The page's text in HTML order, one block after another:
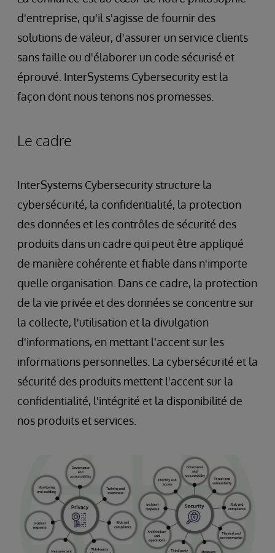
d'entreprise, qu'il s'agisse de fournir des
solutions de valeur, d'assurer un service clients
sans faille ou d'élaborer un code sécurisé et
éprouvé. InterSystems Cybersecurity est la
façon dont nous tenons nos promesses.
Le cadre
InterSystems Cybersecurity structure la
cybersécurité, la confidentialité, la protection
des données et les contrôles de sécurité des
produits dans un cadre qui peut être appliqué
de manière cohérente et fiable dans n'importe
quelle organisation. Dans ce cadre, la protection
de la vie privée et des données se concentre sur
la collecte, l'utilisation et la divulgation
d'informations, en mettant l'accent sur les
informations personnelles. La cybersécurité et la
sécurité des produits mettent l'accent sur la
confidentialité, l'intégrité et la disponibilité de
nos produits et services.